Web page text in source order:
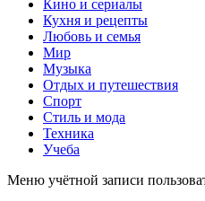
Кино и сериалы
Кухня и рецепты
Любовь и семья
Мир
Музыка
Отдых и путешествия
Спорт
Стиль и мода
Техника
Учеба
Меню учётной записи